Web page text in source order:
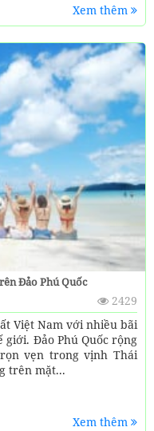
Xem thêm
Đảo Phú Quốc
2429
Việt Nam với nhiều bãi
Đảo Phú Quốc rộng
vẹn trong vịnh Thái
trên mặt...
Xem thêm